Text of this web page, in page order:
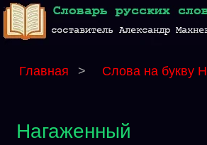
Главная > Слова на букву Н
Нагаженный